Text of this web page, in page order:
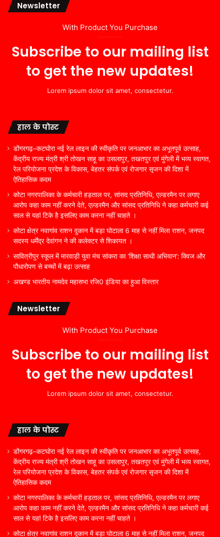
Newsletter
With Product You Purchase
Subscribe to our mailing list
to get the new updates!
Lorem ipsum dolor sit amet, consectetur.
हाल के पोस्ट
डोंगरगढ़–कटघोरा नई रेल लाइन की स्वीकृति पर जनआभार का अभूतपूर्व उत्साह,
केंद्रीय राज्य मंत्री श्री तोखन साहू का उसलापुर, तखतपुर एवं मुंगेली में भव्य स्वागत,
रेल परियोजना प्रदेश के विकास, बेहतर संपर्क एवं रोजगार सृजन की दिशा में
ऐतिहासिक कदम
कोटा नगरपालिका के कर्मचारी हड़ताल पर, सांसद प्रतिनिधि, एल्डरमैन पर लगाए
आरोप कहा काम नहीं करने देते, एल्डरमैन और सांसद प्रतिनिधि ने कहा कर्मचारी कई
साल से यहां टिके है इसलिए काम करना नहीं चाहते ।
कोटा क्षेत्र नवागांव राशन दुकान में बड़ा घोटाला 6 माह से नहीं मिला राशन, जनपद
सदस्य धर्मेंद्र देवांगन ने की कलेक्टर से शिकायत ।
सावित्रीपुर स्कूल में मारवाड़ी युवा मंच सांकरा का ‘शिक्षा साथी अभियान’: क्विज और
पौधारोपण से बच्चों में बढ़ा उत्साह
अखण्ड भारतीय नामदेव महासभा रजि0 इंडिया का हुआ विस्तार
Newsletter
With Product You Purchase
Subscribe to our mailing list
to get the new updates!
Lorem ipsum dolor sit amet, consectetur.
हाल के पोस्ट
डोंगरगढ़–कटघोरा नई रेल लाइन की स्वीकृति पर जनआभार का अभूतपूर्व उत्साह,
केंद्रीय राज्य मंत्री श्री तोखन साहू का उसलापुर, तखतपुर एवं मुंगेली में भव्य स्वागत,
रेल परियोजना प्रदेश के विकास, बेहतर संपर्क एवं रोजगार सृजन की दिशा में
ऐतिहासिक कदम
कोटा नगरपालिका के कर्मचारी हड़ताल पर, सांसद प्रतिनिधि, एल्डरमैन पर लगाए
आरोप कहा काम नहीं करने देते, एल्डरमैन और सांसद प्रतिनिधि ने कहा कर्मचारी कई
साल से यहां टिके है इसलिए काम करना नहीं चाहते ।
कोटा क्षेत्र नवागांव राशन दुकान में बड़ा घोटाला 6 माह से नहीं मिला राशन, जनपद